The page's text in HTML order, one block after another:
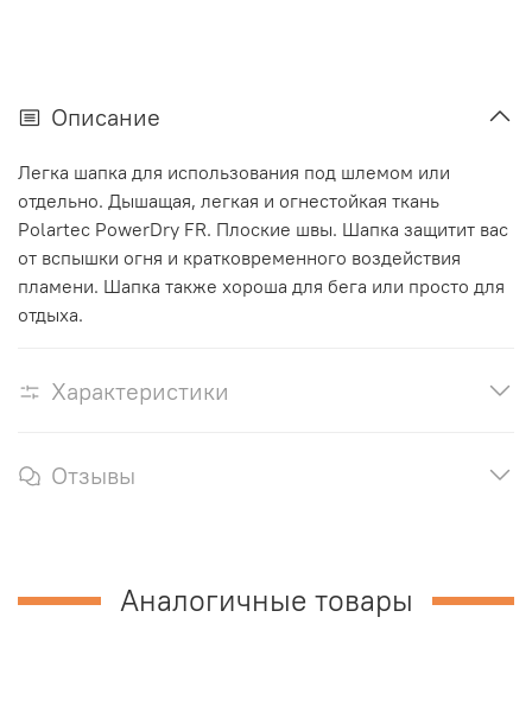
Описание
Легка шапка для использования под шлемом или
отдельно. Дышащая, легкая и огнестойкая ткань
Polartec PowerDry FR. Плоские швы. Шапка защитит вас
от вспышки огня и кратковременного воздействия
пламени. Шапка также хороша для бега или просто для
отдыха.
Характеристики
Отзывы
Аналогичные товары